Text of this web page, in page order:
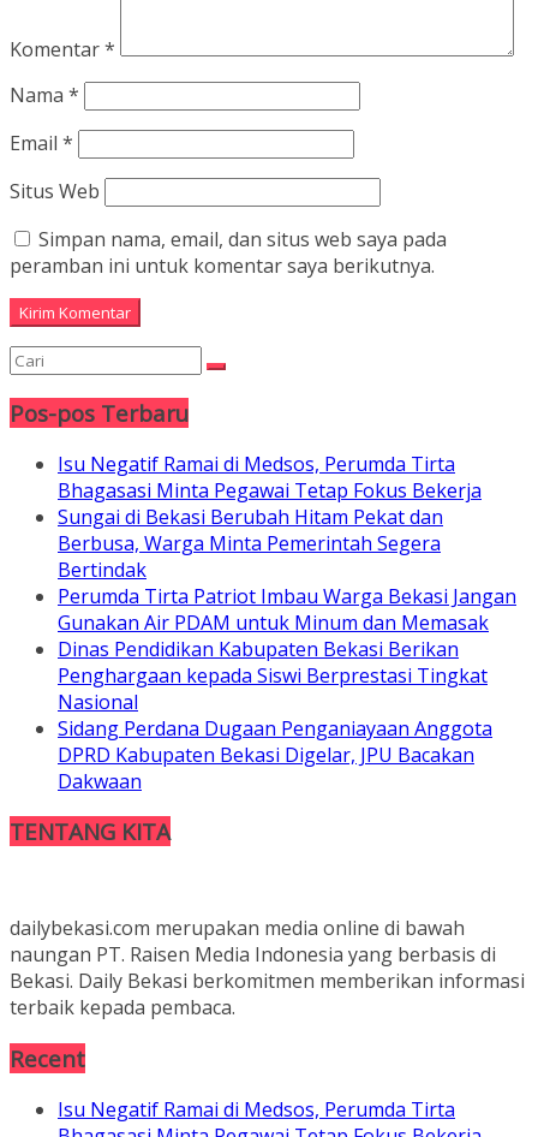
Komentar*
Nama *
Email *
Situs Web
Simpan nama, email, dan situs web saya pada
peramban ini untuk komentar saya berikutnya.
Pos-pos Terbaru
Isu Negatif Ramai di Medsos, Perumda Tirta
Bhagasasi Minta Pegawai Tetap Fokus Bekerja
Sungai di Bekasi Berubah Hitam Pekat dan
Berbusa, Warga Minta Pemerintah Segera
Bertindak
Perumda Tirta Patriot Imbau Warga Bekasi Jangan
Gunakan Air PDAM untuk Minum dan Memasak
Dinas Pendidikan Kabupaten Bekasi Berikan
Penghargaan kepada Siswi Berprestasi Tingkat
Nasional
Sidang Perdana Dugaan Penganiayaan Anggota
DPRD Kabupaten Bekasi Digelar, JPU Bacakan
Dakwaan
TENTANG KITA
dailybekasi.com merupakan media online di bawah
naungan PT. Raisen Media Indonesia yang berbasis di
Bekasi. Daily Bekasi berkomitmen memberikan informasi
terbaik kepada pembaca.
Recent
Isu Negatif Ramai di Medsos, Perumda Tirta